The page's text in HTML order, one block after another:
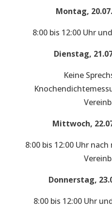
Montag,
8:00 bis 12:00 Uhr
Dienstag,
Keine
Mittwoch,
8:00 bis 12:00 Uhr
Donnerstag,
8:00 bis 12:00 Uhr